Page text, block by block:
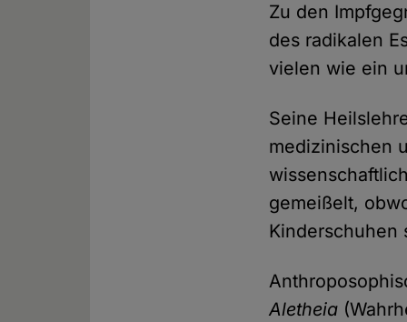
Zu den
des radikalen
vielen wie ein
Seine
medizinischen
gemeißelt,
Kinderschuhen
Aletheia